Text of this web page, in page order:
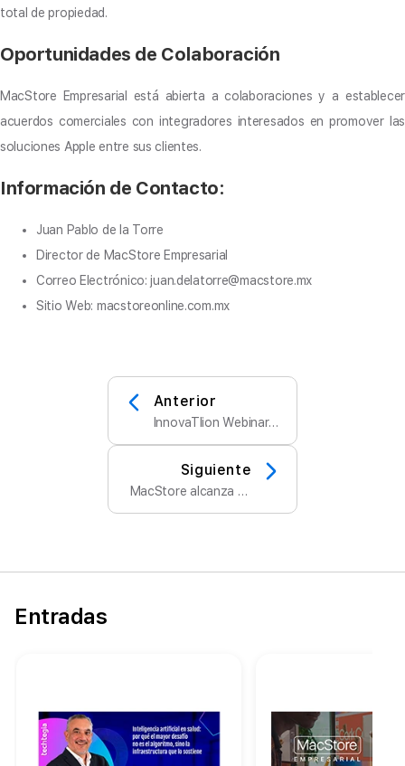
total de propiedad.
Oportunidades de Colaboración
MacStore Empresarial está abierta a colaboraciones y a establecer
acuerdos comerciales con integradores interesados en promover las
soluciones Apple entre sus clientes.
Información de Contacto:
Juan Pablo de la Torre
Director de MacStore Empresarial
Correo Electrónico:juan.delatorre@macstore.mx
Sitio Web: macstoreonline.com.mx
Anterior
InnovaTIion Webinar
Siguiente
MacStore alcanza un
Entradas